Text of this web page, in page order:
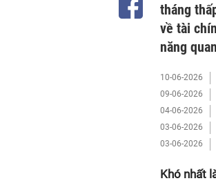
tháng
về tài
năng
10-06-2026
09-06-2026
04-06-2026
03-06-2026
03-06-2026
Khó nhất